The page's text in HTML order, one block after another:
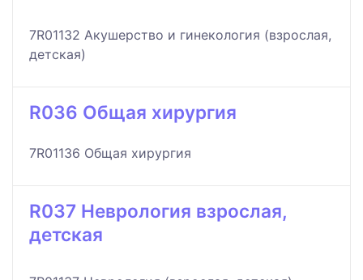
7R01132 Акушерство и гинекология (взрослая,
детская)
R036 Общая хирургия
7R01136 Общая хирургия
R037 Неврология взрослая,
детская